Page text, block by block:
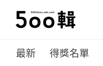
最新 得獎名單